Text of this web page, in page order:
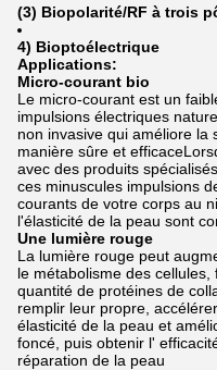
(3) Biopolarité/RF à trois
4) Bioptoélectrique
Applications:
Micro-courant bio
Le micro-courant est un
impulsions électriques
non invasive qui améliore la
manière sûre et
avec des produits
ces minuscules impulsions
courants de votre corps au
l'élasticité de la peau sont
Une lumière rouge
La lumière rouge peut
le métabolisme des
quantité de protéines de
remplir leur propre,
élasticité de la peau et
foncé, puis obtenir l'
réparation de la peau